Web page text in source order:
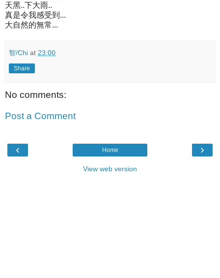
天黑..下大雨..
真是令我感受到...
大自然的無常...
智/Chi at 23:00
Share
No comments:
Post a Comment
‹ ›
Home
View web version